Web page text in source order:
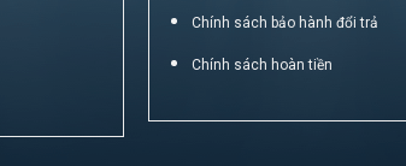
Chính sách bảo hành đổi trả
Chính sách hoàn tiền